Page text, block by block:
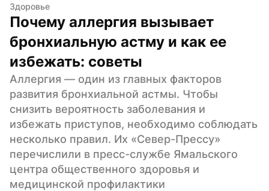
Здоровье
Почему аллергия вызывает
бронхиальную астму и как ее
избежать: советы
Аллергия — один из главных факторов
развития бронхиальной астмы. Чтобы
снизить вероятность заболевания и
избежать приступов, необходимо соблюдать
несколько правил. Их «Север-Прессу»
перечислили в пресс-службе Ямальского
центра общественного здоровья и
медицинской профилактики